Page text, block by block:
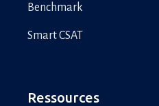
Benchmark
Smart CSAT
Ressources